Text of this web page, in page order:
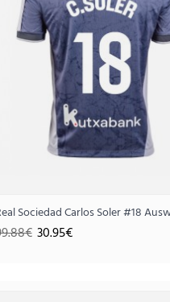
Sociedad Carlos Soler #18
30.95€